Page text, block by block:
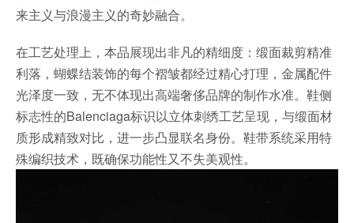
来主义与浪漫主义的奇妙融合。
在工艺处理上，本品展现出非凡的精细度：缎面裁剪精准
利落，蝴蝶结装饰的每个褶皱都经过精心打理，金属配件
光泽度一致，无不体现出高端奢侈品牌的制作水准。鞋侧
标志性的Balenciaga标识以立体刺绣工艺呈现，与缎面材
质形成精致对比，进一步凸显联名身份。鞋带系统采用特
殊编织技术，既确保功能性又不失美观性。